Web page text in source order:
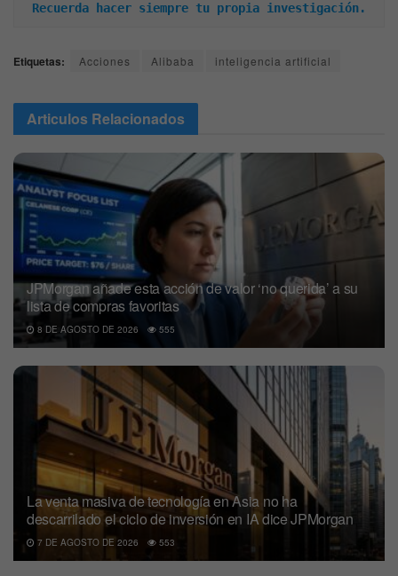
Recuerda hacer siempre tu propia investigación.
Etiquetas: Acciones Alibaba inteligencia artificial
Articulos Relacionados
JPMorgan añade esta acción de valor ‘no querida’ a su
lista de compras favoritas
8 DE AGOSTO DE 2026 555
La venta masiva de tecnología en Asia no ha
descarrilado el ciclo de inversión en IA dice JPMorgan
7 DE AGOSTO DE 2026 553